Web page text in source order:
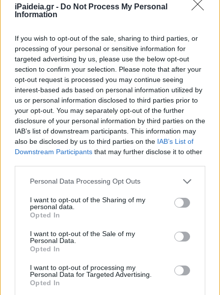
iPaideia.gr - Do Not Process My Personal
Information
If you wish to opt-out of the sale, sharing to third parties, or
processing of your personal or sensitive information for
targeted advertising by us, please use the below opt-out
section to confirm your selection. Please note that after your
opt-out request is processed you may continue seeing
interest-based ads based on personal information utilized by
us or personal information disclosed to third parties prior to
your opt-out. You may separately opt-out of the further
disclosure of your personal information by third parties on the
IAB’s list of downstream participants. This information may
also be disclosed by us to third parties on the IAB’s List of
Downstream Participants that may further disclose it to other
Please note that this website/app uses one or more Google
not limited to your visit or usage behaviour. You may click to
grant or deny consent to Google and its third-party tags to
use your data for below specified purposes in below Google
consent section.
Personal Data Processing Opt Outs
I want to opt-out of the Sharing of my
personal data.
Opted In
I want to opt-out of the Sale of my
Personal Data.
Opted In
I want to opt-out of processing my
Personal Data for Targeted Advertising.
Opted In
02/12/2020 - 16:59
Αποζημίωση ειδικού σκοπού:
Πληρωμές
02/12/2020 - 13:05
Αποζημίωση ειδικού σκοπού: Νέα
πληρωμή – Ποιοί οι δικαιούχοι
01/12/2020 - 17:07
Αποζημίωση ειδικού σκοπού: Τι
επίδομα θα λάβουν οι
εργαζόμενοι για τον Δεκέμβριο
30/11/2020 - 13:27
Ανδρέας Ξανθός: «Παράταση
29/11/2020 - 22:58